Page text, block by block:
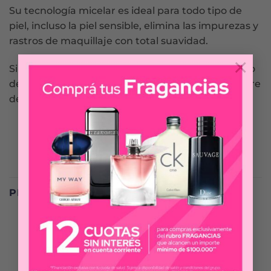
×
Su tecnología micelar es ideal para todo tipo de
piel, incluso la piel sensible, elimina las impurezas y
rastros de maquillaje con total suavidad.
Sin enjuague este tratamiento reduce el contacto
del algodón con la piel manteniéndola suave y libre
de enrojecimientos.
PRODUCTOS RELACIONADOS
-35%